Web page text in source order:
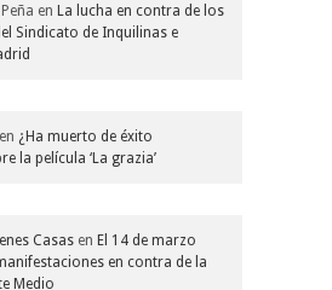
en La lucha en contra de los
Sindicato de Inquilinas e
en ¿Ha muerto de éxito
la película ‘La grazia’
Casas en El 14 de marzo
en contra de la
Medio